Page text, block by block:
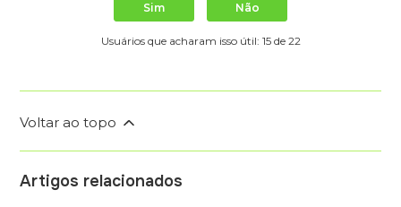
Sim Não
Usuários que acharam isso útil: 15 de 22
Voltar ao topo
Artigos relacionados